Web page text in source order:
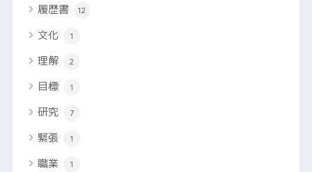
履歴書 12
文化 1
理解 2
目標 1
研究 7
緊張 1
職業 1